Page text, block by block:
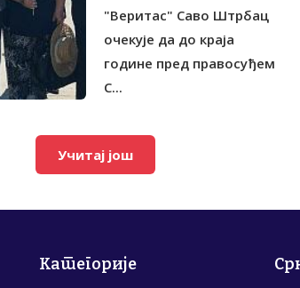
"Веритас" Саво Штрбац
очекује да до краја
године пред правосуђем
С...
Учитај још
Категорије